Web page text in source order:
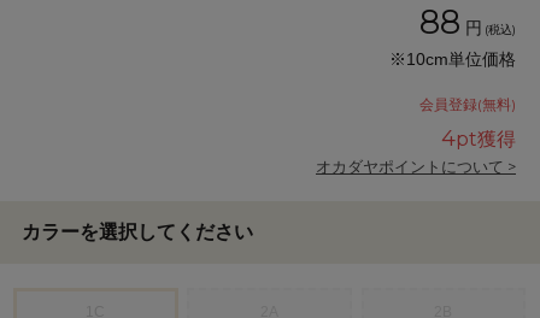
88 円 (税込)
※10cm単位価格
会員登録(無料)
4pt獲得
オカダヤポイントについて >
カラーを選択してください